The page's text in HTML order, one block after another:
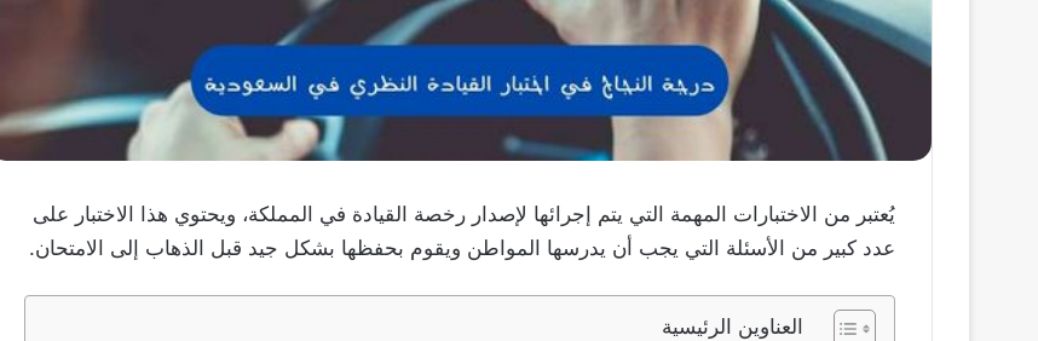
يُعتبر من الاختبارات المهمة التي يتم إجرائها لإصدار رخصة القيادة في المملكة، ويحتوي هذا الاختبار على
عدد كبير من الأسئلة التي يجب أن يدرسها المواطن ويقوم بحفظها بشكل جيد قبل الذهاب إلى الامتحان.
العناوين الرئيسية